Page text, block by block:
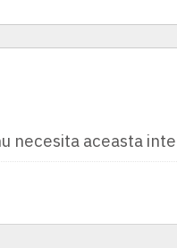
necesita aceasta